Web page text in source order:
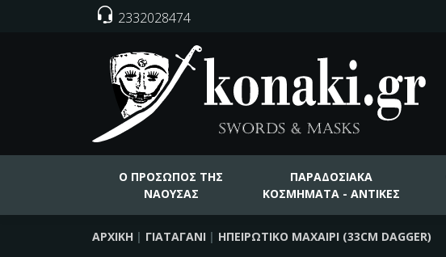
2332028474
Ο ΠΡΟΣΩΠΟΣ ΤΗΣ
ΝΑΟΥΣΑΣ
ΠΑΡΑΔΟΣΙΑΚΑ
ΚΟΣΜΗΜΑΤΑ - ΑΝΤΙΚΕΣ
ΑΡΧΙΚΉ ΓΙΑΤΑΓΆΝΙ ΗΠΕΙΡΏΤΙΚΟ ΜΑΧΑΊΡΙ (33CM DAGGER)